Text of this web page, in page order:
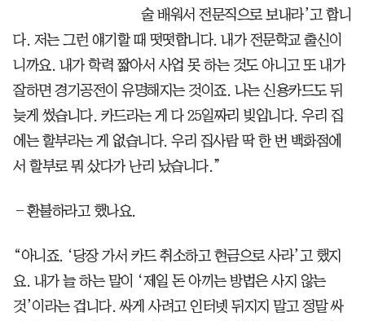
술 배워서 전문직으로 보내라’고 합니
다. 저는 그런 얘기할 때 떳떳합니다. 내가 전문학교 출신이
니까요. 내가 학력 짧아서 사업 못 하는 것도 아니고 또 내가
잘하면 경기공전이 유명해지는 것이죠. 나는 신용카드도 뒤
늦게 썼습니다. 카드라는 게 다 25일짜리 빚입니다. 우리 집
에는 할부라는 게 없습니다. 우리 집사람 딱 한 번 백화점에
서 할부로 뭐 샀다가 난리 났습니다.”
―환불하라고 했나요.
“아니죠. ‘당장 가서 카드 취소하고 현금으로 사라’고 했지
요. 내가 늘 하는 말이 ‘제일 돈 아끼는 방법은 사지 않는
것’이라는 겁니다. 싸게 사려고 인터넷 뒤지지 말고 정말 싸